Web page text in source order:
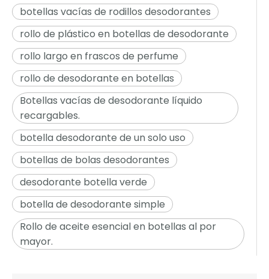
botellas vacías de rodillos desodorantes
rollo de plástico en botellas de desodorante
rollo largo en frascos de perfume
rollo de desodorante en botellas
Botellas vacías de desodorante líquido
recargables.
botella desodorante de un solo uso
botellas de bolas desodorantes
desodorante botella verde
botella de desodorante simple
Rollo de aceite esencial en botellas al por
mayor.